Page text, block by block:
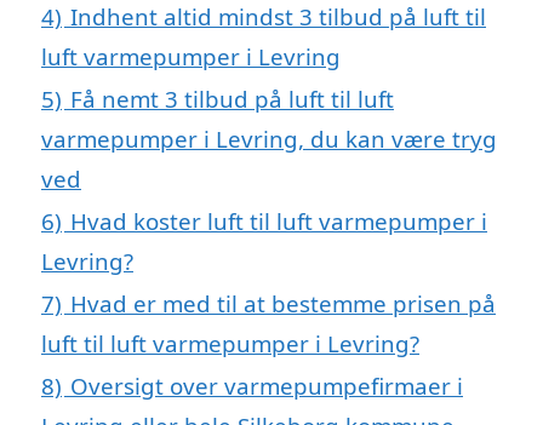
4) Indhent altid mindst 3 tilbud på luft til
luft varmepumper i Levring
5) Få nemt 3 tilbud på luft til luft
varmepumper i Levring, du kan være tryg
ved
6) Hvad koster luft til luft varmepumper i
Levring?
7) Hvad er med til at bestemme prisen på
luft til luft varmepumper i Levring?
8) Oversigt over varmepumpefirmaer i